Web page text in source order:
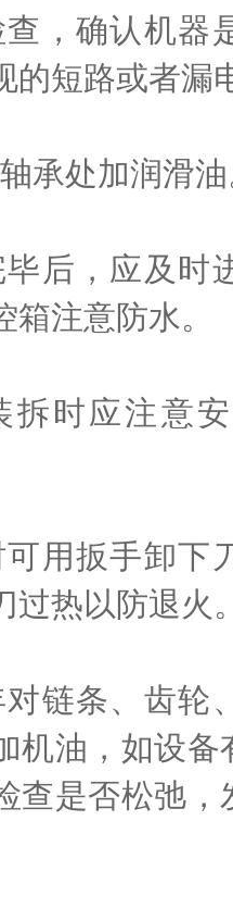
，确认机器
的短路或者漏
承处加润滑
后，应及时
注意防水。
拆时应注意
用扳手卸下
过热以防退火
链条、齿轮
机油，如设
查是否松弛